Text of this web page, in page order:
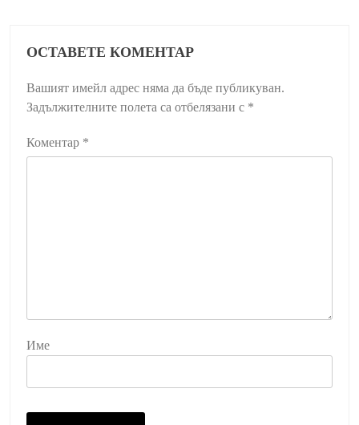
ОСТАВЕТЕ КОМЕНТАР
Вашият имейл адрес няма да бъде публикуван.
Задължителните полета са отбелязани с *
Коментар *
Име